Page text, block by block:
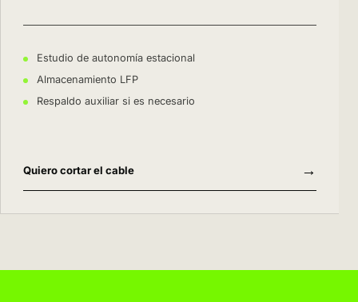
Estudio de autonomía estacional
Almacenamiento LFP
Respaldo auxiliar si es necesario
Quiero cortar el cable →